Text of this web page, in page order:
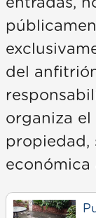
del
organiza
propiedad,
económica